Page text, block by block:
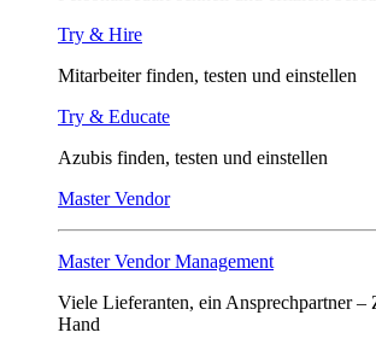
Try & Hire
Mitarbeiter finden, testen und einstellen
Try & Educate
Azubis finden, testen und einstellen
Master Vendor
Master Vendor Management
Viele Lieferanten, ein Ansprech­partner –
Hand